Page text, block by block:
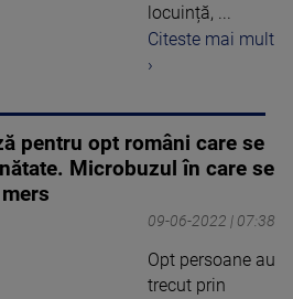
locuință, ...
Citeste mai mult
›
pentru opt români care se
Microbuzul în care se
09-06-2022 | 07:38
Opt persoane au
trecut prin